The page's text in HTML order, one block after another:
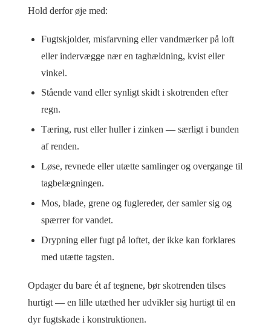
Hold derfor øje med:
Fugtskjolder, misfarvning eller vandmærker på loft
eller indervægge nær en taghældning, kvist eller
vinkel.
Stående vand eller synligt skidt i skotrenden efter
regn.
Tæring, rust eller huller i zinken — særligt i bunden
af renden.
Løse, revnede eller utætte samlinger og overgange til
tagbelægningen.
Mos, blade, grene og fuglereder, der samler sig og
spærrer for vandet.
Drypning eller fugt på loftet, der ikke kan forklares
med utætte tagsten.
Opdager du bare ét af tegnene, bør skotrenden tilses
hurtigt — en lille utæthed her udvikler sig hurtigt til en
dyr fugtskade i konstruktionen.